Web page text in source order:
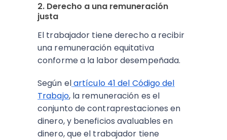
2. Derecho a una remuneración
justa
El trabajador tiene derecho a recibir
una remuneración equitativa
conforme a la labor desempeñada.
Según elartículo 41 del Código del
Trabajo, la remuneración es el
conjunto de contraprestaciones en
dinero, y beneficios avaluables en
dinero, que el trabajador tiene